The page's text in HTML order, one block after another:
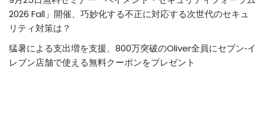
2026 Fall」開催、巧妙化する不正に対応する次世代のセキュ
リティ対策は？
猛暑による支出増を支援、800万突破のOliver全員にセブン‐イ
レブン店舗で使える無料クーポンをプレゼント